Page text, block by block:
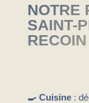
NOTRE
SAINT-
🍳 Cuisine: